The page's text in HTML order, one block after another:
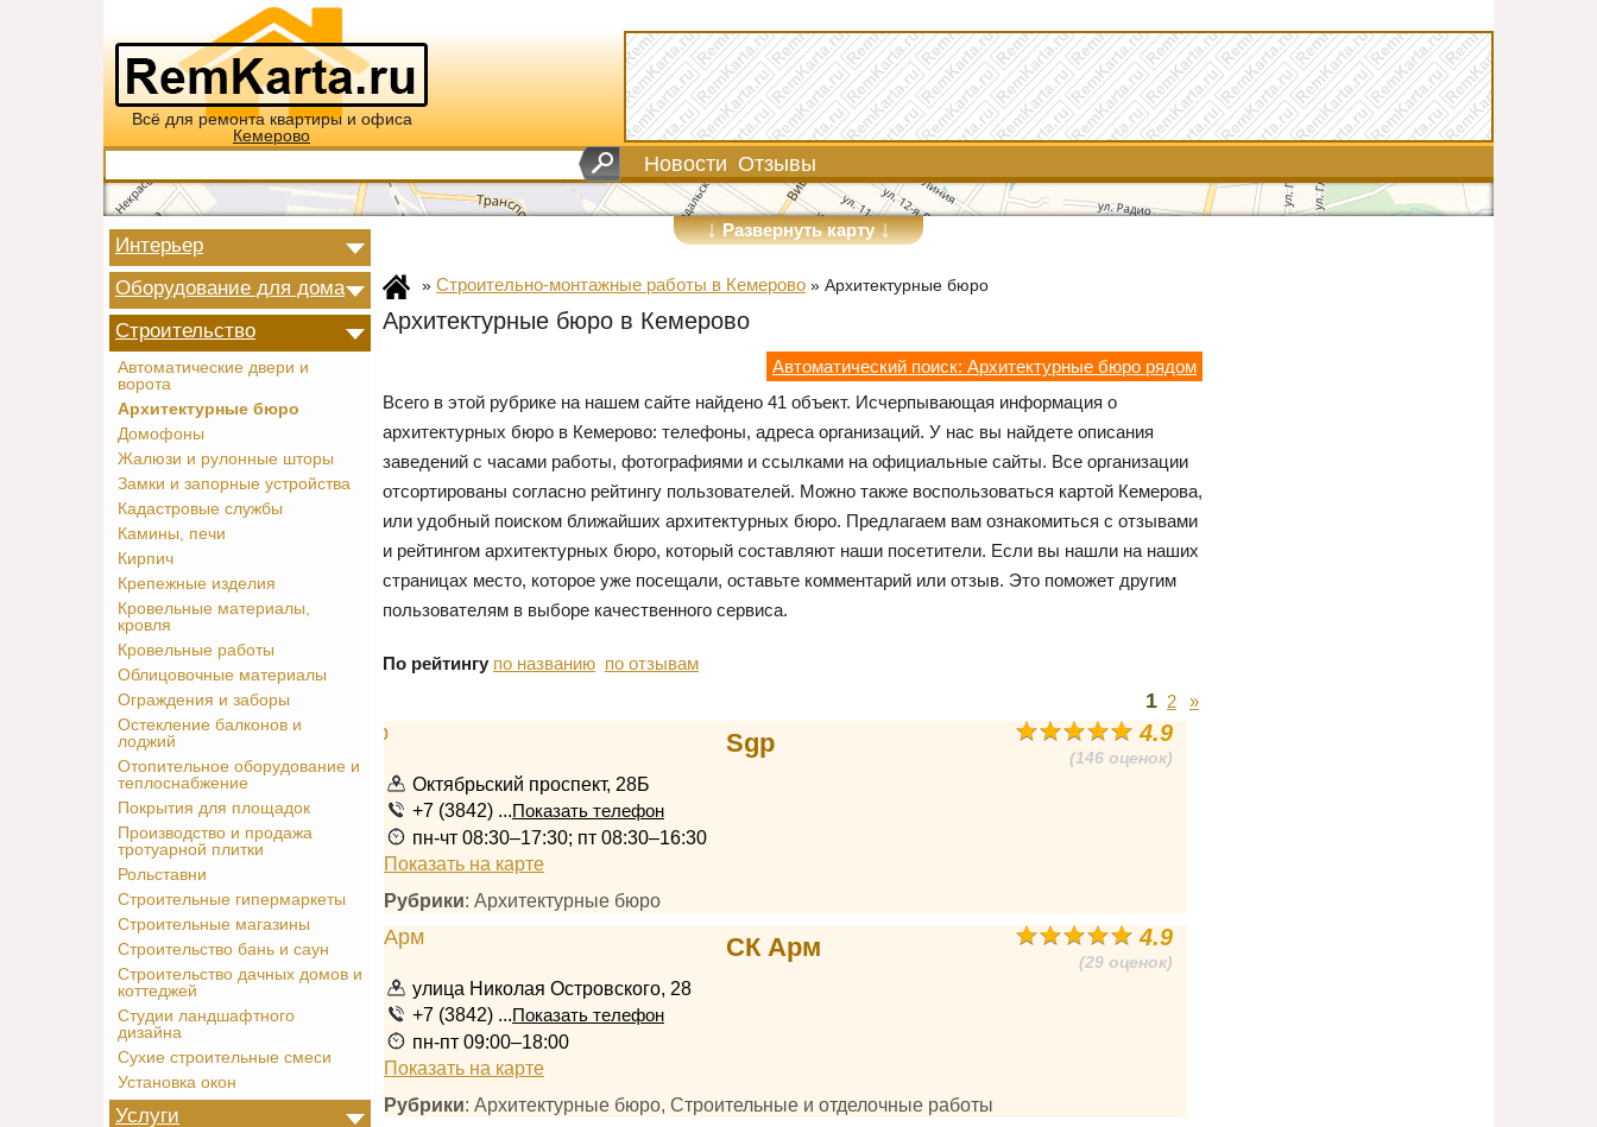
Всё для ремонта квартиры и офиса
Кемерово
Новости Отзывы
↓Развернуть карту↓
Интерьер
Оборудование для дома
Строительство
Автоматические двери и
ворота
Архитектурные бюро
Домофоны
Жалюзи и рулонные шторы
Замки и запорные устройства
Кадастровые службы
Камины, печи
Кирпич
Крепежные изделия
Кровельные материалы,
кровля
Кровельные работы
Облицовочные материалы
Ограждения и заборы
Остекление балконов и
лоджий
Отопительное оборудование и
теплоснабжение
Покрытия для площадок
Производство и продажа
тротуарной плитки
Рольставни
Строительные гипермаркеты
Строительные магазины
Строительство бань и саун
Строительство дачных домов и
коттеджей
Студии ландшафтного
дизайна
Сухие строительные смеси
Установка окон
Услуги
» Строительно-монтажные работы в Кемерово » Архитектурные бюро
Архитектурные бюро в Кемерово
Автоматический поиск: Архитектурные бюро рядом
Всего в этой рубрике на нашем сайте найдено 41 объект. Исчерпывающая информация о
архитектурных бюро в Кемерово: телефоны, адреса организаций. У нас вы найдете описания
заведений с часами работы, фотографиями и ссылками на официальные сайты. Все организации
отсортированы согласно рейтингу пользователей. Можно также воспользоваться картой Кемерова,
или удобный поиском ближайших архитектурных бюро. Предлагаем вам ознакомиться с отзывами
и рейтингом архитектурных бюро, который составляют наши посетители. Если вы нашли на наших
страницах место, которое уже посещали, оставьте комментарий или отзыв. Это поможет другим
пользователям в выборе качественного сервиса.
По рейтингу по названию по отзывам
1 2 »
4.9
(146 оценок)
Sgp
Октябрьский проспект, 28Б
+7 (3842) ...Показать телефон
пн-чт 08:30–17:30; пт 08:30–16:30
Показать на карте
Рубрики: Архитектурные бюро
4.9
(29 оценок)
СК Арм
улица Николая Островского, 28
+7 (3842) ...Показать телефон
пн-пт 09:00–18:00
Показать на карте
Рубрики: Архитектурные бюро, Строительные и отделочные работы